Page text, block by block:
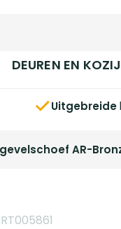
DEUREN EN
Uitgebreide
AR-